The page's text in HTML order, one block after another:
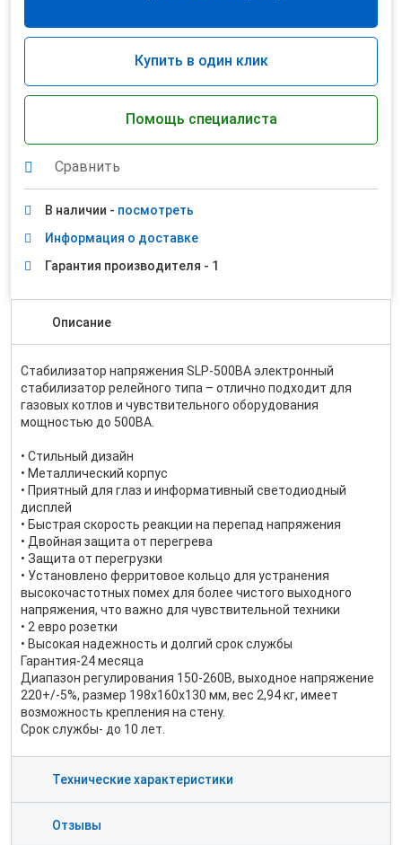
Купить в один клик
Помощь специалиста
Сравнить
В наличии - посмотреть
Информация о доставке
Гарантия производителя - 1
Описание
Стабилизатор напряжения SLP-500ВА электронный
стабилизатор релейного типа – отлично подходит для
газовых котлов и чувствительного оборудования
мощностью до 500ВА.
• Стильный дизайн
• Металлический корпус
• Приятный для глаз и информативный светодиодный
дисплей
• Быстрая скорость реакции на перепад напряжения
• Двойная защита от перегрева
• Защита от перегрузки
• Установлено ферритовое кольцо для устранения
высокочастотных помех для более чистого выходного
напряжения, что важно для чувствительной техники
• 2 евро розетки
• Высокая надежность и долгий срок службы
Гарантия-24 месяца
Диапазон регулирования 150-260В, выходное напряжение
220+/-5%, размер 198x160x130 мм, вес 2,94 кг, имеет
возможность крепления на стену.
Срок службы- до 10 лет.
Технические характеристики
Отзывы